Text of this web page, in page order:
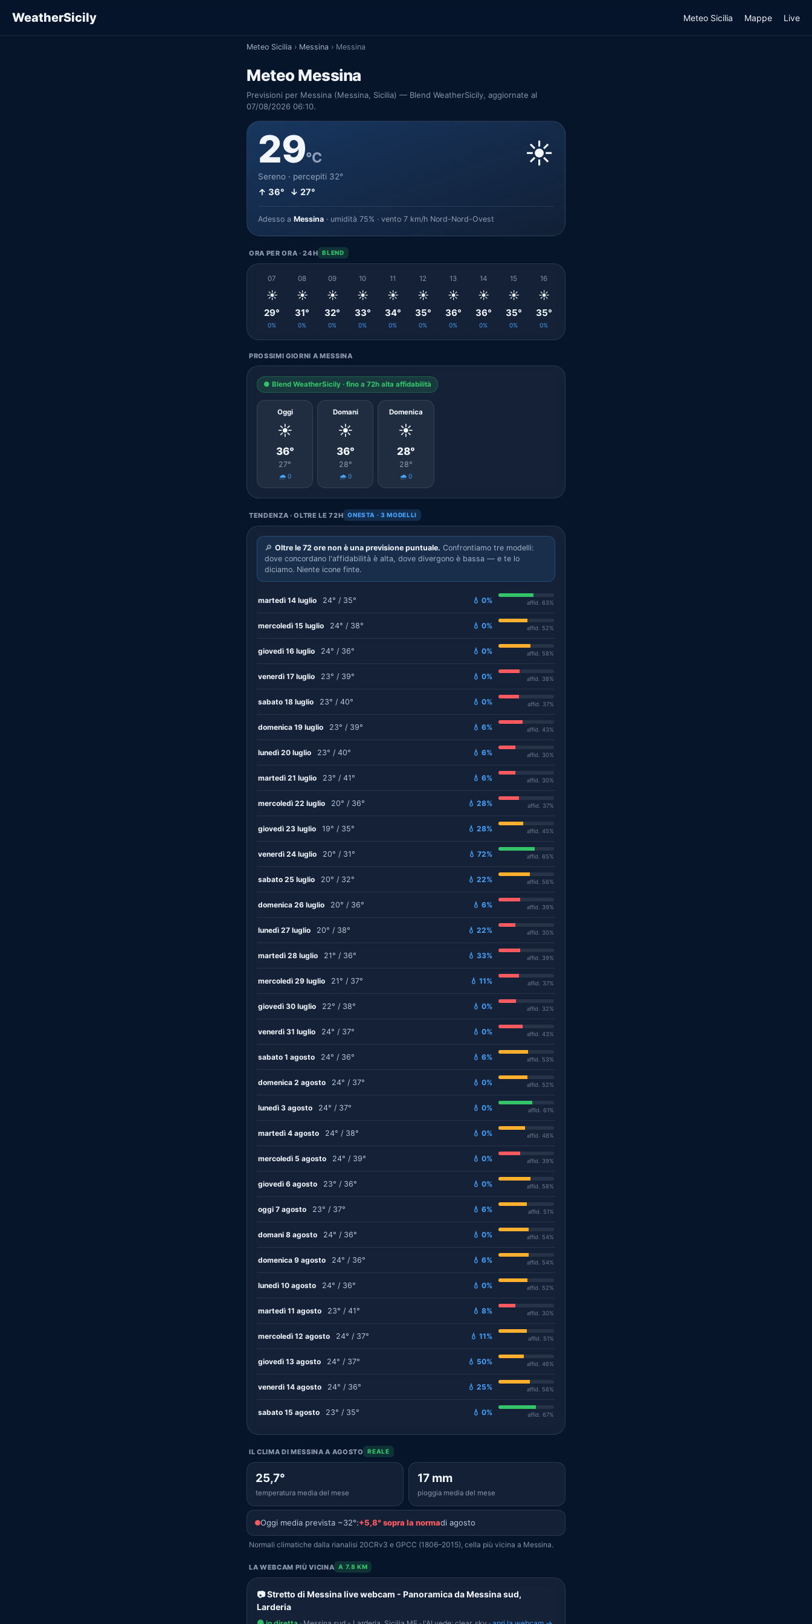
WeatherSicily Meteo Sicilia Mappe Live
Meteo Sicilia › Messina › Messina
Meteo Messina
Previsioni per Messina (Messina, Sicilia) — Blend WeatherSicily, aggiornate al
07/08/2026 06:10.
29°C
Sereno · percepiti 32°
↑ 36° ↓ 27°
☀️
Adesso a Messina · umidità 75% · vento 7 km/h Nord-Nord-Ovest
ORA PER ORA · 24H BLEND
07
☀️
29°
0%
08
☀️
31°
0%
09
☀️
32°
0%
10
☀️
33°
0%
11
☀️
34°
0%
12
☀️
35°
0%
13
☀️
36°
0%
14
☀️
36°
0%
15
☀️
35°
0%
16
☀️
35°
0%
PROSSIMI GIORNI A MESSINA
● Blend WeatherSicily · fino a 72h alta affidabilità
Oggi
☀️
36°
27°
🌧️ 0
Domani
☀️
36°
28°
🌧️ 0
Domenica
☀️
28°
28°
🌧️ 0
TENDENZA · OLTRE LE 72H ONESTA · 3 MODELLI
🔎 Oltre le 72 ore non è una previsione puntuale. Confrontiamo tre modelli:
dove concordano l'affidabilità è alta, dove divergono è bassa — e te lo
diciamo. Niente icone finte.
martedì 14 luglio 24° / 35° 💧 0% affid. 63%
mercoledì 15 luglio 24° / 38° 💧 0% affid. 52%
giovedì 16 luglio 24° / 36° 💧 0% affid. 58%
venerdì 17 luglio 23° / 39° 💧 0% affid. 38%
sabato 18 luglio 23° / 40° 💧 0% affid. 37%
domenica 19 luglio 23° / 39° 💧 6% affid. 43%
lunedì 20 luglio 23° / 40° 💧 6% affid. 30%
martedì 21 luglio 23° / 41° 💧 6% affid. 30%
mercoledì 22 luglio 20° / 36° 💧 28% affid. 37%
giovedì 23 luglio 19° / 35° 💧 28% affid. 45%
venerdì 24 luglio 20° / 31° 💧 72% affid. 65%
sabato 25 luglio 20° / 32° 💧 22% affid. 56%
domenica 26 luglio 20° / 36° 💧 6% affid. 39%
lunedì 27 luglio 20° / 38° 💧 22% affid. 30%
martedì 28 luglio 21° / 36° 💧 33% affid. 39%
mercoledì 29 luglio 21° / 37° 💧 11% affid. 37%
giovedì 30 luglio 22° / 38° 💧 0% affid. 32%
venerdì 31 luglio 24° / 37° 💧 0% affid. 43%
sabato 1 agosto 24° / 36° 💧 6% affid. 53%
domenica 2 agosto 24° / 37° 💧 0% affid. 52%
lunedì 3 agosto 24° / 37° 💧 0% affid. 61%
martedì 4 agosto 24° / 38° 💧 0% affid. 48%
mercoledì 5 agosto 24° / 39° 💧 0% affid. 39%
giovedì 6 agosto 23° / 36° 💧 0% affid. 58%
oggi 7 agosto 23° / 37° 💧 6% affid. 51%
domani 8 agosto 24° / 36° 💧 0% affid. 54%
domenica 9 agosto 24° / 36° 💧 6% affid. 54%
lunedì 10 agosto 24° / 36° 💧 0% affid. 52%
martedì 11 agosto 23° / 41° 💧 8% affid. 30%
mercoledì 12 agosto 24° / 37° 💧 11% affid. 51%
giovedì 13 agosto 24° / 37° 💧 50% affid. 46%
venerdì 14 agosto 24° / 36° 💧 25% affid. 56%
sabato 15 agosto 23° / 35° 💧 0% affid. 67%
IL CLIMA DI MESSINA A AGOSTO REALE
25,7°
temperatura media del mese
17 mm
pioggia media del mese
Oggi media prevista ~32°:+5,8° sopra la normadi agosto
Normali climatiche dalla rianalisi 20CRv3 e GPCC (1806–2015), cella più vicina a Messina.
LA WEBCAM PIÙ VICINA A 7.8 KM
📷 Stretto di Messina live webcam - Panoramica da Messina sud,
Larderia